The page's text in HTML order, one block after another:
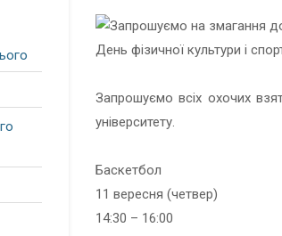
День фізичної культури і
Запрошуємо всіх охочих
університету.
Баскетбол
11 вересня (четвер)
14:30 – 16:00